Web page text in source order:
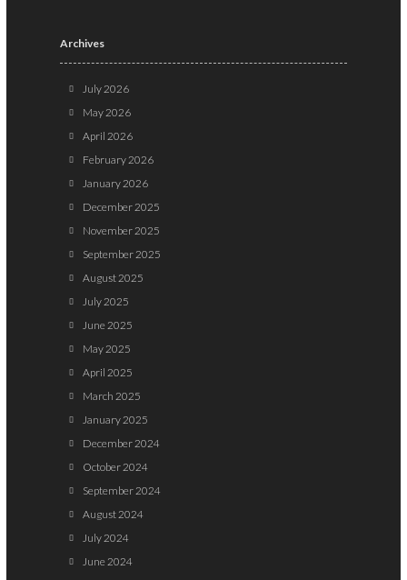
Archives
July 2026
May 2026
April 2026
February 2026
January 2026
December 2025
November 2025
September 2025
August 2025
July 2025
June 2025
May 2025
April 2025
March 2025
January 2025
December 2024
October 2024
September 2024
August 2024
July 2024
June 2024